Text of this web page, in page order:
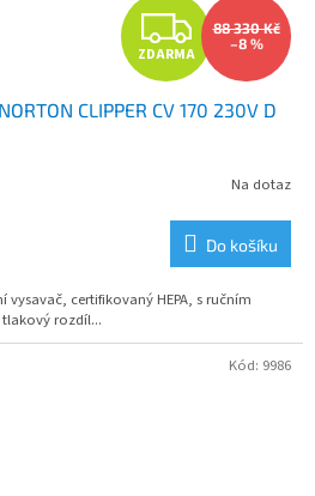
Z
D
A
M
A
ZDARMA
88 330 Kč
–8 %
CLIPPER CV 170 230V D
Na dotaz
Do košíku
vysavač, certifikovaný HEPA, s ručním
tlakový rozdíl...
Kód: 9986